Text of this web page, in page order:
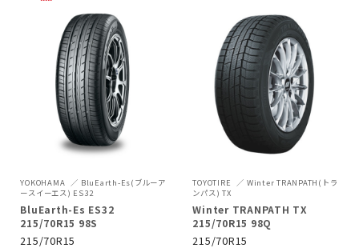
YOKOHAMA
BluEarth-Es(ブルーア
ースイーエス) ES32
BluEarth-Es ES32
215/70R15 98S
215/70R15
TOYOTIRE
Winter TRANPATH(トラ
ンパス) TX
Winter TRANPATH TX
215/70R15 98Q
215/70R15